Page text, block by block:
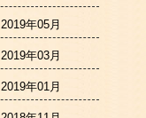
2019年05月
2019年03月
2019年01月